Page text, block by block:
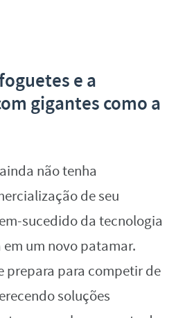
e a
gigantes como a
não tenha
de seu
sucedido da tecnologia
um novo patamar.
prepara para competir de
soluções